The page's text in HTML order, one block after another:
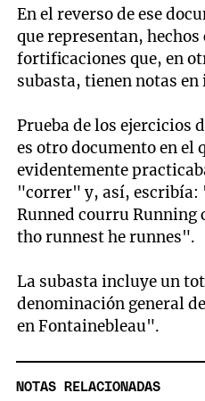
En el reverso de ese
que representan,
fortificaciones que, en
subasta, tienen notas en
Prueba de los ejercicios
es otro documento en el
evidentemente
"correr" y, así,
Runned courru Running
tho runnest he runnes".
La subasta incluye un
denominación general
en Fontainebleau".
NOTAS RELACIONADAS